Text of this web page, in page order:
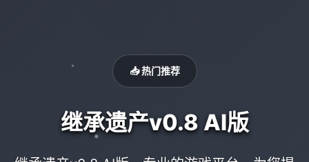
📥 热门推荐
继承遗产v0.8 AI版